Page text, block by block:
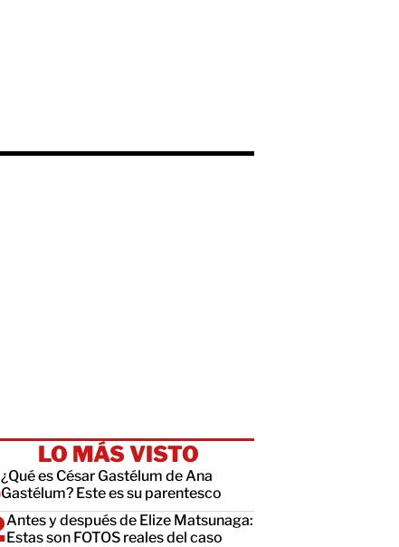
LO MÁS VISTO
¿Qué es César Gastélum de Ana
Gastélum? Este es su parentesco
Antes y después de Elize Matsunaga:
Estas son FOTOS reales del caso